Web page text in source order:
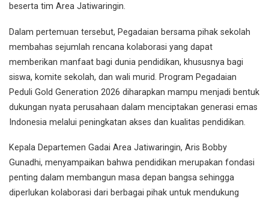
beserta tim Area Jatiwaringin.
Dalam pertemuan tersebut, Pegadaian bersama pihak sekolah
membahas sejumlah rencana kolaborasi yang dapat
memberikan manfaat bagi dunia pendidikan, khususnya bagi
siswa, komite sekolah, dan wali murid. Program Pegadaian
Peduli Gold Generation 2026 diharapkan mampu menjadi bentuk
dukungan nyata perusahaan dalam menciptakan generasi emas
Indonesia melalui peningkatan akses dan kualitas pendidikan.
Kepala Departemen Gadai Area Jatiwaringin, Aris Bobby
Gunadhi, menyampaikan bahwa pendidikan merupakan fondasi
penting dalam membangun masa depan bangsa sehingga
diperlukan kolaborasi dari berbagai pihak untuk mendukung